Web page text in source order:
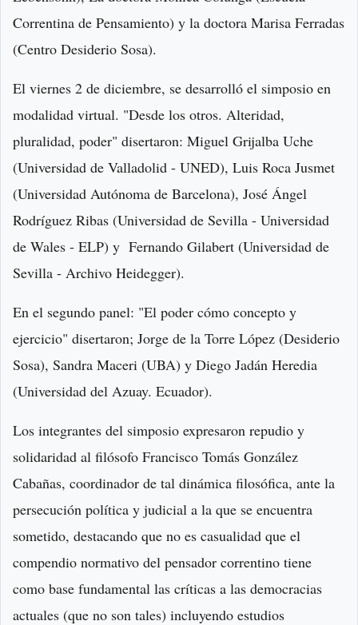
Correntina de Pensamiento) y la doctora Marisa Ferradas
(Centro Desiderio Sosa).
El viernes 2 de diciembre, se desarrolló el simposio en
modalidad virtual. "Desde los otros. Alteridad,
pluralidad, poder" disertaron: Miguel Grijalba Uche
(Universidad de Valladolid - UNED), Luis Roca Jusmet
(Universidad Autónoma de Barcelona), José Ángel
Rodríguez Ribas (Universidad de Sevilla - Universidad
de Wales - ELP) y Fernando Gilabert (Universidad de
Sevilla - Archivo Heidegger).
En el segundo panel: "El poder cómo concepto y
ejercicio" disertaron; Jorge de la Torre López (Desiderio
Sosa), Sandra Maceri (UBA) y Diego Jadán Heredia
(Universidad del Azuay. Ecuador).
Los integrantes del simposio expresaron repudio y
solidaridad al filósofo Francisco Tomás González
Cabañas, coordinador de tal dinámica filosófica, ante la
persecución política y judicial a la que se encuentra
sometido, destacando que no es casualidad que el
compendio normativo del pensador correntino tiene
como base fundamental las críticas a las democracias
actuales (que no son tales) incluyendo estudios